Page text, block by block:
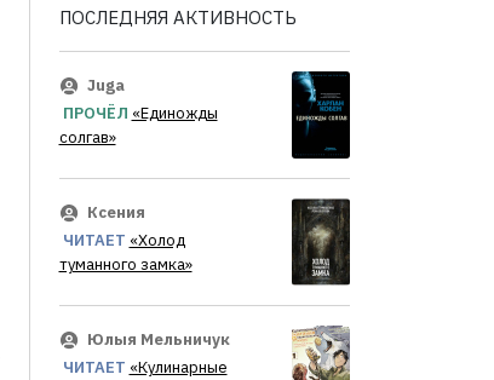
ПОСЛЕДНЯЯ АКТИВНОСТЬ
Juga
ПРОЧЁЛ «Единожды
солгав»
Ксения
ЧИТАЕТ «Холод
туманного замка»
Юлыя Мельничук
ЧИТАЕТ «Кулинарные